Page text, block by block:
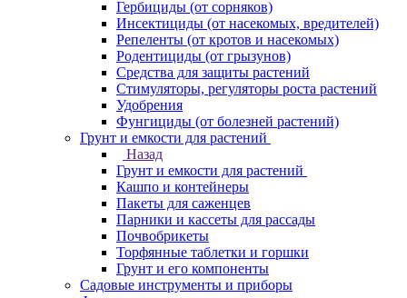
Гербициды (от сорняков)
Инсектициды (от насекомых, вредителей)
Репеленты (от кротов и насекомых)
Родентициды (от грызунов)
Средства для защиты растений
Стимуляторы, регуляторы роста растений
Удобрения
Фунгициды (от болезней растений)
Грунт и емкости для растений
Назад
Грунт и емкости для растений
Кашпо и контейнеры
Пакеты для саженцев
Парники и кассеты для рассады
Почвобрикеты
Торфянные таблетки и горшки
Грунт и его компоненты
Садовые инструменты и приборы